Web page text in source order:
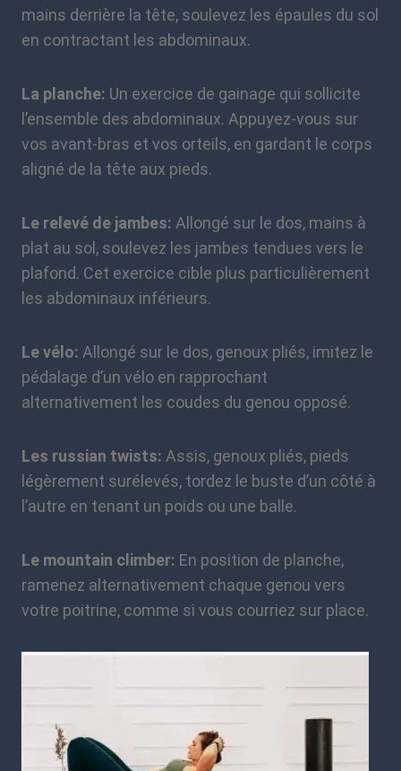
mains derrière la tête, soulevez les épaules du sol
en contractant les abdominaux.
La planche: Un exercice de gainage qui sollicite
l’ensemble des abdominaux. Appuyez-vous sur
vos avant-bras et vos orteils, en gardant le corps
aligné de la tête aux pieds.
Le relevé de jambes: Allongé sur le dos, mains à
plat au sol, soulevez les jambes tendues vers le
plafond. Cet exercice cible plus particulièrement
les abdominaux inférieurs.
Le vélo: Allongé sur le dos, genoux pliés, imitez le
pédalage d’un vélo en rapprochant
alternativement les coudes du genou opposé.
Les russian twists: Assis, genoux pliés, pieds
légèrement surélevés, tordez le buste d’un côté à
l’autre en tenant un poids ou une balle.
Le mountain climber: En position de planche,
ramenez alternativement chaque genou vers
votre poitrine, comme si vous courriez sur place.